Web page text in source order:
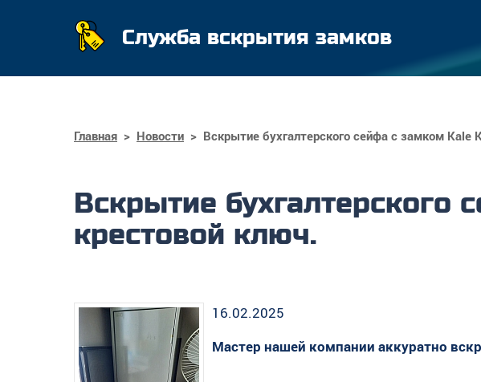
Главная > Новости > Вскрытие бухгалтерского сейфа с замком Kale
Вскрытие
крестовой ключ.
16.02.2025
Мастер нашей компании аккуратно
Служба вскрытия замков